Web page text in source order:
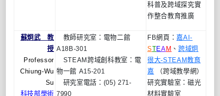
科普及跨域探究實
作整合教育推廣
蘇炯武 教
授
Professor
Chiung-Wu
Su
科技部學術
教師研究室：電物二館
A18B-301
STEAM跨域創科教室：電
物一館 A15-201
研究室電話：(05) 271-
7990
FB網頁：嘉AI-
STEAM 、 跨域炯
很大-STEAM教育
嘉 （跨域教學網）
研究實驗室：磁光
材料實驗室